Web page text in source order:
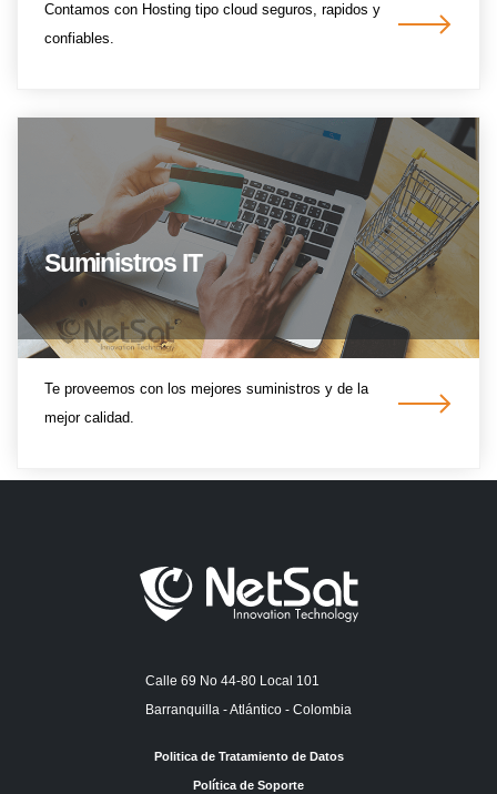
Contamos con Hosting tipo cloud seguros, rapidos y
confiables.
Suministros IT
Te proveemos con los mejores suministros y de la
mejor calidad.
Calle 69 No 44-80 Local 101
Barranquilla - Atlántico - Colombia
Politica de Tratamiento de Datos
Política de Soporte